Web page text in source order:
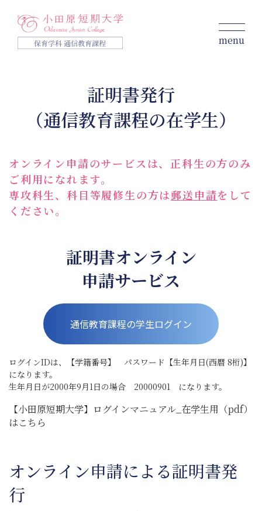
menu
入学をお考えの方へ
学びの特徴
募集要項
学費・サポート
大学について
資料請求
在学生・卒業生の方へ
お問い合わせ
ライフデザイン総合学科
コース
募集要項
説明会
証明書発行
（通信教育課程の在学生）
オンライン申請のサービスは、正科生の方のみ
ご利用になれます。
専攻科生、科目等履修生の方は郵送申請をして
ください。
証明書オンライン
申請サービス
通信教育課程の学生ログイン
ログインIDは、【学籍番号】 パスワード【生年月日(西暦 8桁)】
になります。
生年月日が2000年9月1日の場合 20000901 になります。
【小田原短期大学】ログインマニュアル_在学生用（pdf）
はこちら
オンライン申請による証明書発
行